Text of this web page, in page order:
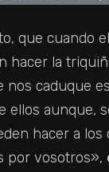
que cuando
hacer la
caduque
ellos aunque,
hacer a
por vosotros»,